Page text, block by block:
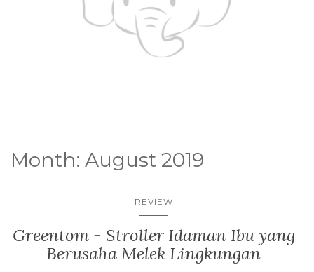
Month: August 2019
REVIEW
Greentom - Stroller Idaman Ibu yang
Berusaha Melek Lingkungan